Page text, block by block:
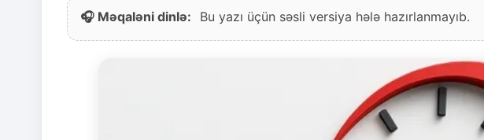
🎧 Məqaləni dinlə: Bu yazı üçün səsli versiya hələ hazırlanmayıb.